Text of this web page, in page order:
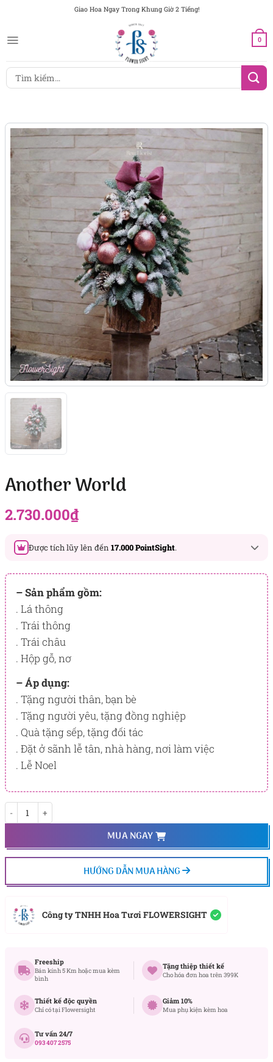
dung
Giao Hoa Ngay Trong Khung Giờ 2 Tiếng!
0
Tìm
kiếm:
Another World
2.730.000₫
Được tích lũy lên đến 17.000 PointSight.
Đây là số PointSight ước tính bạn sẽ được tích lũy khi mua
sản phẩm hôm nay, tương ứng với quyền lợi hạng
BẠCH KIM
PointSight có giá trị dùng để trừ trực tiếp vào đơn hàng hoặc
đổi quà tặng ưu đãi tại Flowersight.
Đăng nhập hoặc
– Sản phẩm gồm:
. Lá thông
. Trái thông
. Trái châu
. Hộp gỗ, nơ
– Áp dụng:
. Tặng người thân, bạn bè
. Tặng người yêu, tặng đồng nghiệp
. Quà tặng sếp, tặng đối tác
. Đặt ở sãnh lễ tân, nhà hàng, nơi làm việc
. Lễ Noel
MUA NGAY
HƯỚNG DẪN MUA HÀNG
Công ty TNHH Hoa Tươi FLOWERSIGHT
Freeship
Bán kính 5 Km hoặc mua kèm
bình
Tặng thiệp thiết kế
Cho hóa đơn hoa trên 399K
Thiết kế độc quyền
Chỉ có tại Flowersight
Giảm 10%
Mua phụ kiện kèm hoa
Tư vấn 24/7
093 407 2575